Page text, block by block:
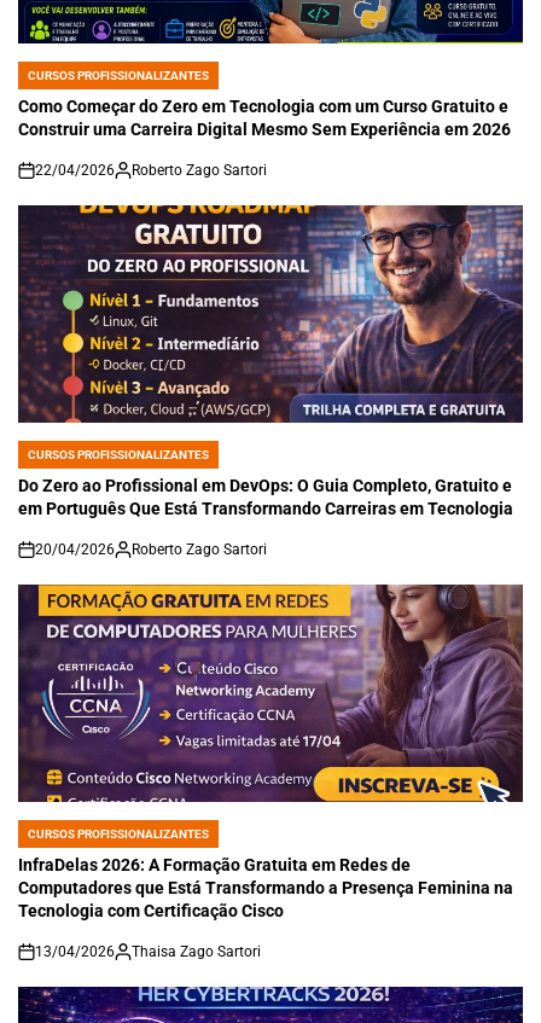
POSTED
IN
CURSOS PROFISSIONALIZANTES
Como Começar do Zero em Tecnologia com um Curso Gratuito e
Construir uma Carreira Digital Mesmo Sem Experiência em 2026
on
22/04/2026 Roberto Zago Sartori
POSTED
IN
CURSOS PROFISSIONALIZANTES
Do Zero ao Profissional em DevOps: O Guia Completo, Gratuito e
em Português Que Está Transformando Carreiras em Tecnologia
on
20/04/2026 Roberto Zago Sartori
POSTED
IN
CURSOS PROFISSIONALIZANTES
InfraDelas 2026: A Formação Gratuita em Redes de
Computadores que Está Transformando a Presença Feminina na
Tecnologia com Certificação Cisco
on
13/04/2026 Thaisa Zago Sartori